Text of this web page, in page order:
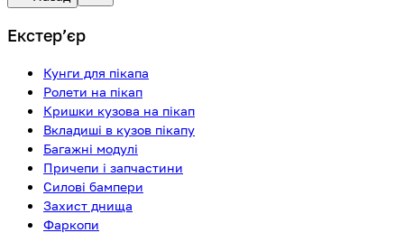
Екстерʼєр
Кунги для пікапа
Ролети на пікап
Кришки кузова на пікап
Вкладиші в кузов пікапу
Багажні модулі
Причепи і запчастини
Силові бампери
Захист днища
Фаркопи